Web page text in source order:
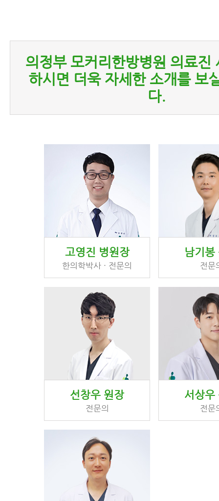
의정부 모커리한방병원 의료진
하시면 더욱 자세한 소개를 보
다.
고영진 병원장
한의학박사 · 전문의
남기봉
전문
선창우 원장
전문의
서상우
전문